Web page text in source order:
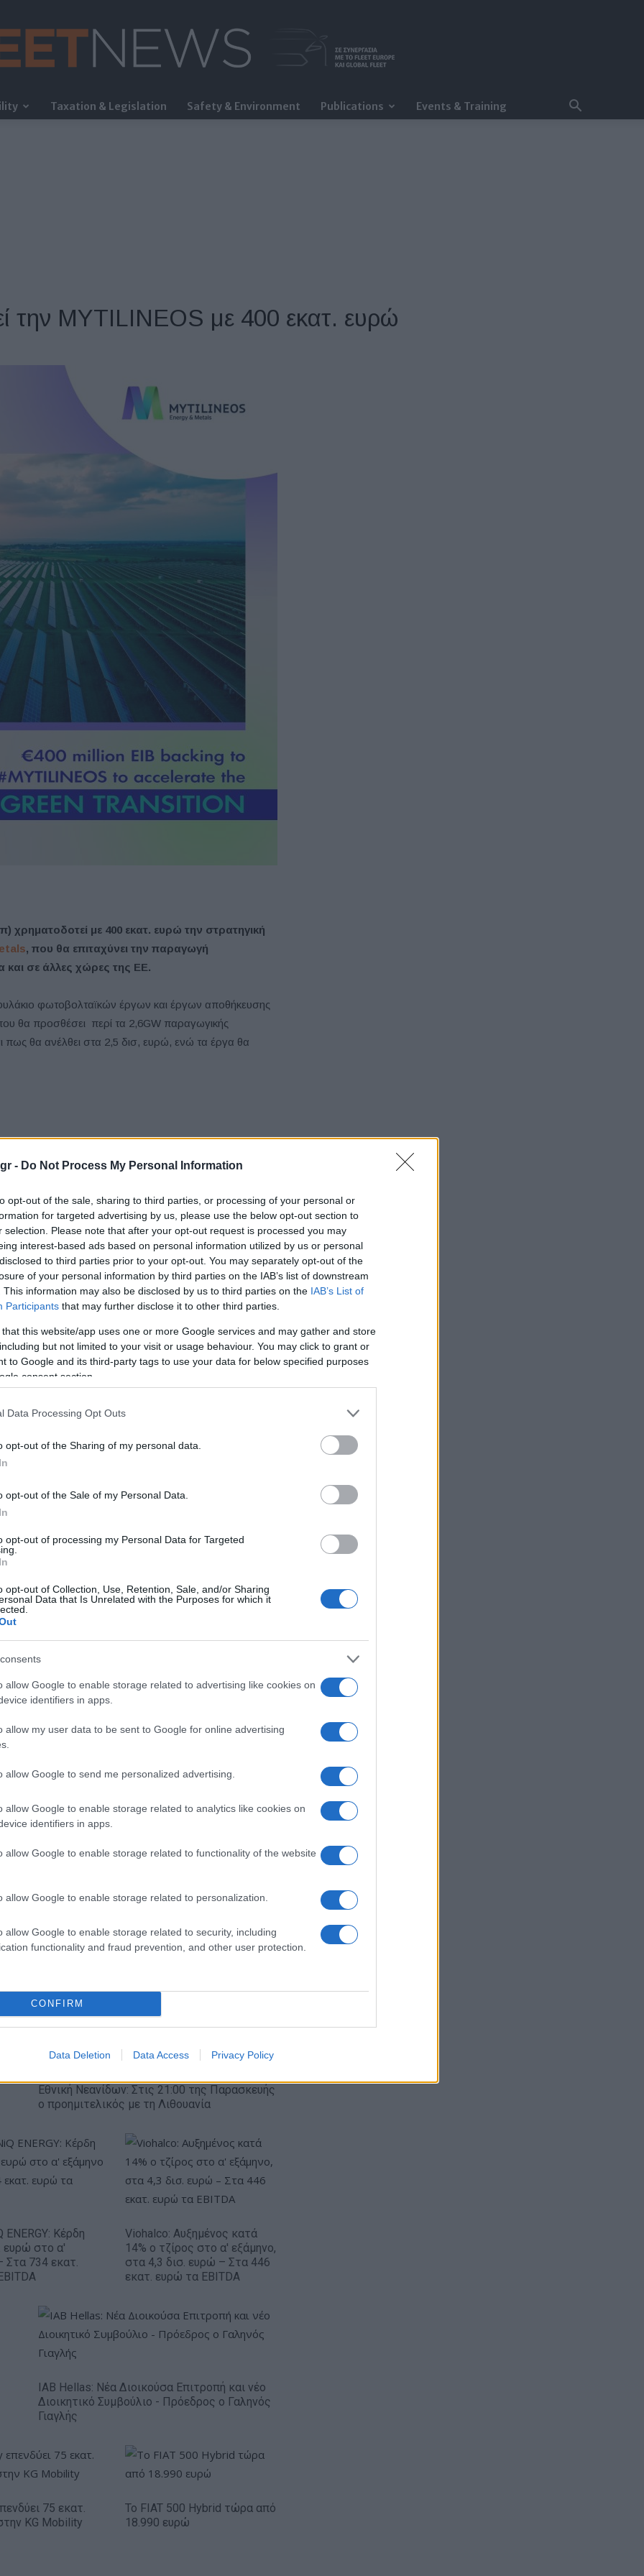
- Do Not Process My Personal Information
opt-out of the sale, sharing to third parties, or processing of your personal or
for targeted advertising by us, please use the below opt-out section to
selection. Please note that after your opt-out request is processed you may
interest-based ads based on personal information utilized by us or personal
to third parties prior to your opt-out. You may separately opt-out of the
of your personal information by third parties on the IAB’s list of downstream
This information may also be disclosed by us to third parties on the IAB’s List of
Participants that may further disclose it to other third parties.
that this website/app uses one or more Google services and may gather and store
but not limited to your visit or usage behaviour. You may click to grant or
to Google and its third-party tags to use your data for below specified purposes
consent section.
Data Processing Opt Outs
opt-out of the Sharing of my personal data.
opt-out of the Sale of my Personal Data.
opt-out of processing my Personal Data for Targeted
opt-out of Collection, Use, Retention, Sale, and/or Sharing
Data that Is Unrelated with the Purposes for which it
allow Google to enable storage related to advertising like cookies on
identifiers in apps.
allow my user data to be sent to Google for online advertising
allow Google to send me personalized advertising.
allow Google to enable storage related to analytics like cookies on
identifiers in apps.
allow Google to enable storage related to functionality of the website
allow Google to enable storage related to personalization.
allow Google to enable storage related to security, including
functionality and fraud prevention, and other user protection.
CONFIRM
Data Deletion Data Access Privacy Policy
FleetNews
Taxation & Legislation Safety & Environment Publications Events & Training
την MYTILINEOS με 400 εκατ. ευρώ
χρηματοδοτεί με 400 εκατ. ευρώ την στρατηγική
, που θα επιταχύνει την παραγωγή
και σε άλλες χώρες της ΕΕ.
φωτοβολταϊκών έργων και έργων αποθήκευσης
θα προσθέσει περί τα 2,6GW παραγωγικής
πως θα ανέλθει στα 2,5 δισ, ευρώ, ενώ τα έργα θα
νέες επενδύσεις σε περιοχές σύγκλισης όπου το κατά
όρο της ΕΕ, επιβεβαιώνοντας έτσι τη δέσμευση της
συνοχή.
Jean-Christophe Laloux, και ο Χρήστος
Board Member της MYTILINEOS, υπέγραψαν τη
στην Αθήνα στις 21 Δεκεμβρίου 2023. Αυτή η νέα
πακέτου υποστήριξης
μείωση της εξάρτησης από τις εισαγωγές ορυκτών
και την ενίσχυση των επενδύσεων με σκοπό την
2050.
ενέργειας είναι κρίσιμη για την αξιοποίηση του
ενέργειας της Ελλάδας, συμβάλλοντας στην
Jean-Christophe Laloux
των εκπομπών άνθρακα, το «πράσινο» και
με σημαντικά έργα όπως αυτά της
πηγών, υποδομών αποθήκευσης και πρόληψης
μας με την ΕΤΕπ, εξασφαλίσαμε τη σημαντική
– ορόσημο ύψους 400 εκατ, ευρώ που θα ενισχύσει
να επιταχύνει την υλοποίηση επενδύσεων σε
ενέργειας. Αυτή η στρατηγική επένδυση προωθεί
συμβάλλει στο φιλόδοξο σχέδιο της Ευρώπης για
ενός μέλλοντος ουδέτερου ισοζυγίου άνθρακα
Treasury & IR Officer and Executive Board Member
και δυναμικότητας αποθήκευσης, η νέα
του υφιστάμενου ηλεκτρικού δικτύου και
ηλεκτρικής ενέργειας, αυξάνοντας την αξιοπιστία
σε πραγματικό χρόνο στους τελικούς
ενέργειας και να υποστηρίζουν την απόκριση
ζητημάτων που επιβραδύνουν την επίτευξη των
για την ενέργεια και το κλίμα.
Εθνική Νεανίδων: Στις 21:00 της Παρασκευής
ο προημιτελικός με τη Λιθουανία
ENERGY: Κέρδη
ευρώ στο α'
Στα 734 εκατ.
Viohalco: Αυξημένος κατά
14% ο τζίρος στο α' εξάμηνο,
στα 4,3 δισ. ευρώ – Στα 446
εκατ. ευρώ τα EBITDA
IAB Hellas: Νέα Διοικούσα Επιτροπή και νέο
Διοικητικό Συμβούλιο - Πρόεδρος ο Γαληνός
Γιαγλής
75 εκατ.
KG Mobility
Το FIAT 500 Hybrid τώρα από
18.990 ευρώ